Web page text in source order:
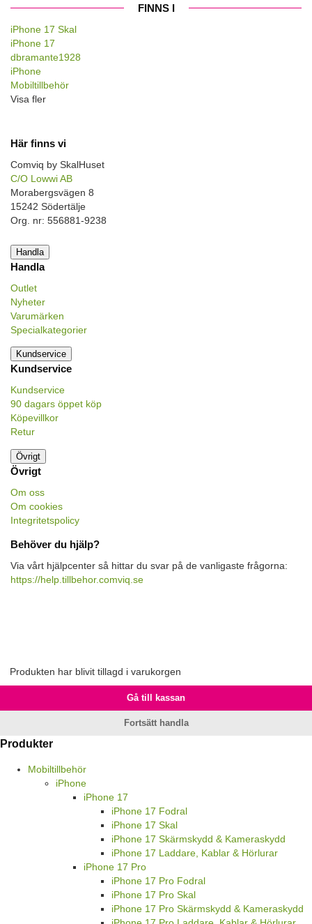
FINNS I
iPhone 17 Skal
iPhone 17
dbramante1928
iPhone
Mobiltillbehör
Visa fler
Här finns vi
Comviq by SkalHuset
C/O Lowwi AB
Morabergsvägen 8
15242 Södertälje
Org. nr: 556881-9238
Handla
Handla
Outlet
Nyheter
Varumärken
Specialkategorier
Kundservice
Kundservice
Kundservice
90 dagars öppet köp
Köpevillkor
Retur
Övrigt
Övrigt
Om oss
Om cookies
Integritetspolicy
Behöver du hjälp?
Via vårt hjälpcenter så hittar du svar på de vanligaste frågorna:
https://help.tillbehor.comviq.se
Produkten har blivit tillagd i varukorgen
Gå till kassan
Fortsätt handla
Produkter
Mobiltillbehör
iPhone
iPhone 17
iPhone 17 Fodral
iPhone 17 Skal
iPhone 17 Skärmskydd & Kameraskydd
iPhone 17 Laddare, Kablar & Hörlurar
iPhone 17 Pro
iPhone 17 Pro Fodral
iPhone 17 Pro Skal
iPhone 17 Pro Skärmskydd & Kameraskydd